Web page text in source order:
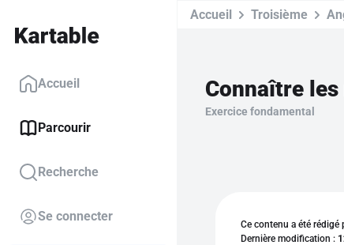
Accueil
Parcourir
Recherche
Se connecter
Accueil Troisième
Exercice fondamental
Ce contenu a été rédigé
Dernière modification :